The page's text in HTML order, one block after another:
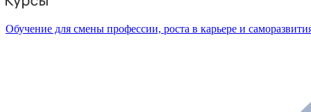
Обучение для смены профессии, роста в карьере и